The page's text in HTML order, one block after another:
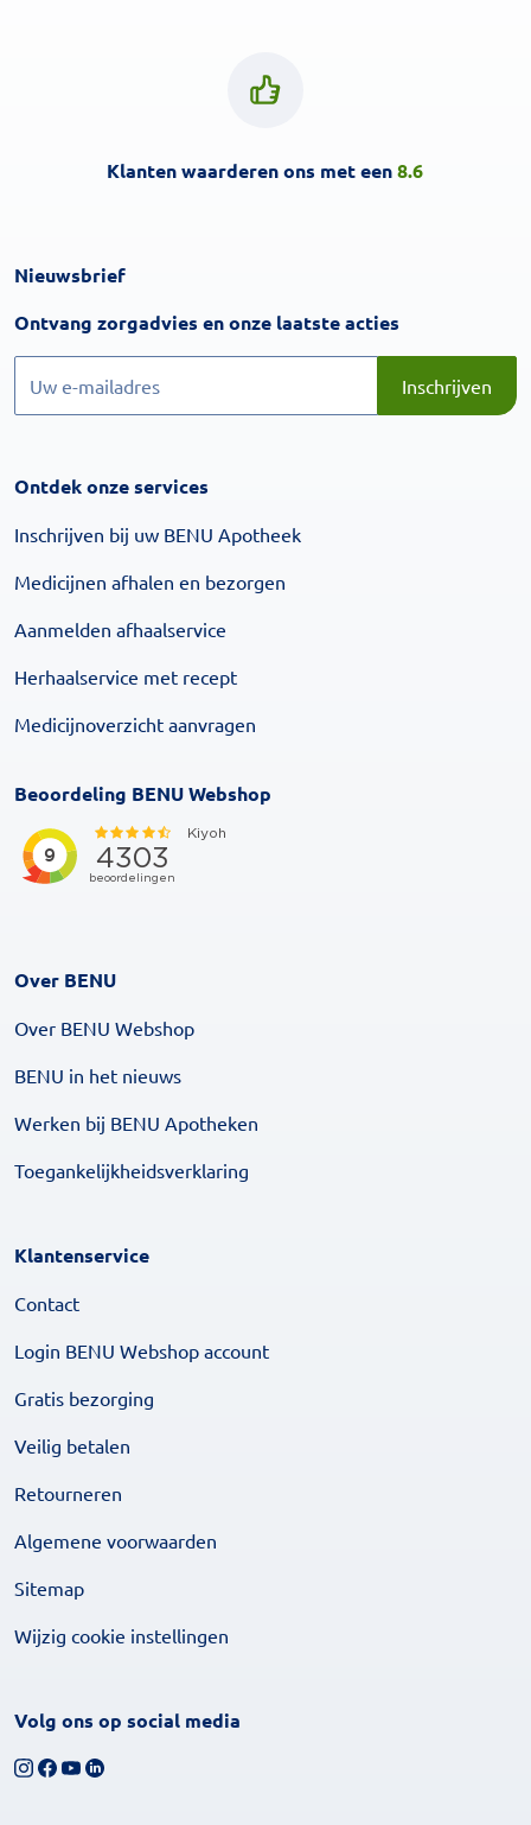
Klanten waarderen ons met een8.6
Nieuwsbrief
Ontvang zorgadvies en onze laatste acties
Inschrijven
Ontdek onze services
Inschrijven bij uw BENU Apotheek
Medicijnen afhalen en bezorgen
Aanmelden afhaalservice
Herhaalservice met recept
Medicijnoverzicht aanvragen
Beoordeling BENU Webshop
Over BENU
Over BENU Webshop
BENU in het nieuws
Werken bij BENU Apotheken
Toegankelijkheidsverklaring
Klantenservice
Contact
Login BENU Webshop account
Gratis bezorging
Veilig betalen
Retourneren
Algemene voorwaarden
Sitemap
Wijzig cookie instellingen
Volg ons op social media
Volg ons op Instagram
Volg ons op Facebook
Bekijk ons YouTube-kanaal
Volg ons op LinkedIn